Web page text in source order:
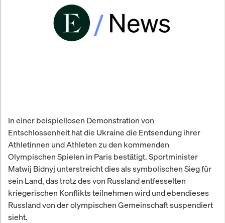
In einer beispiellosen Demonstration von
Entschlossenheit hat die Ukraine die Entsendung ihrer
Athletinnen und Athleten zu den kommenden
Olympischen Spielen in Paris bestätigt. Sportminister
Matwij Bidnyj unterstreicht dies als symbolischen Sieg für
sein Land, das trotz des von Russland entfesselten
kriegerischen Konflikts teilnehmen wird und ebendieses
Russland von der olympischen Gemeinschaft suspendiert
sieht.